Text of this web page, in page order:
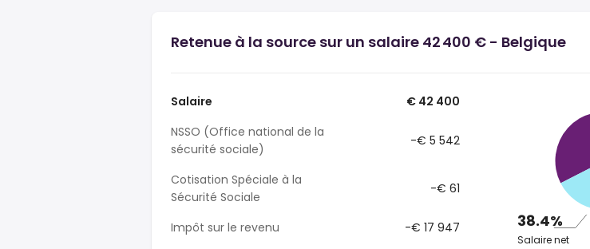
Retenue à la source sur un salaire 42 400 € - Belgique
Salaire
€ 42 400
NSSO (Office national de la
sécurité sociale)
-€ 5 542
Cotisation Spéciale à la
Sécurité Sociale
-€ 61
Impôt sur le revenu
-€ 17 947
38.4%
Salaire net